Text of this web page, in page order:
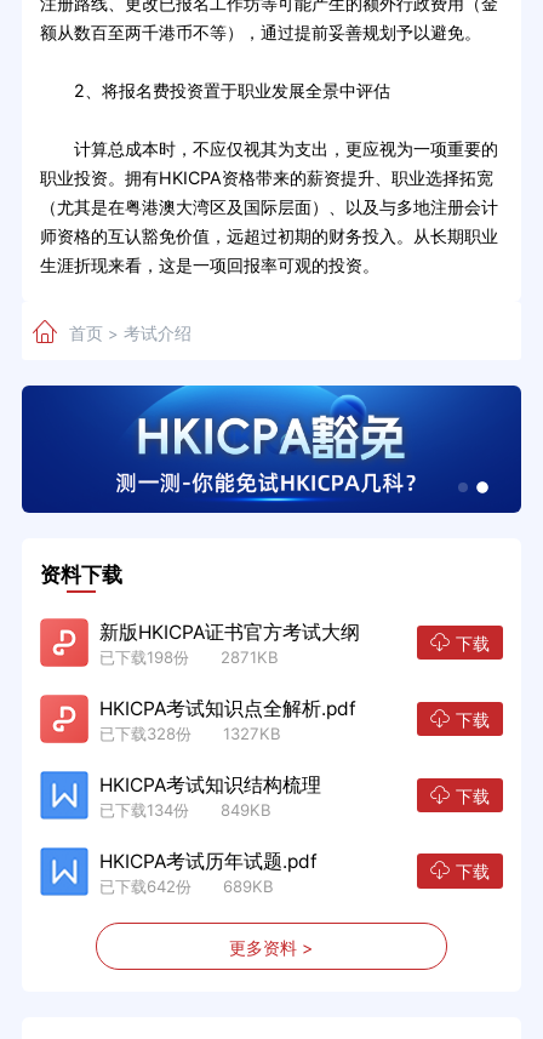
额从数百至两千港币不等），通过提前妥善规划予以避免。
2、将报名费投资置于职业发展全景中评估
计算总成本时，不应仅视其为支出，更应视为一项重要的
职业投资。拥有HKICPA资格带来的薪资提升、职业选择拓宽
（尤其是在粤港澳大湾区及国际层面）、以及与多地注册会计
师资格的互认豁免价值，远超过初期的财务投入。从长期职业
生涯折现来看，这是一项回报率可观的投资。
首页> 考试介绍
资料下载
新版HKICPA证书官方考试大纲
已下载198份 2871KB
下载
HKICPA考试知识点全解析.pdf
已下载328份 1327KB
下载
HKICPA考试知识结构梳理
已下载134份 849KB
下载
HKICPA考试历年试题.pdf
已下载642份 689KB
下载
更多资料 >